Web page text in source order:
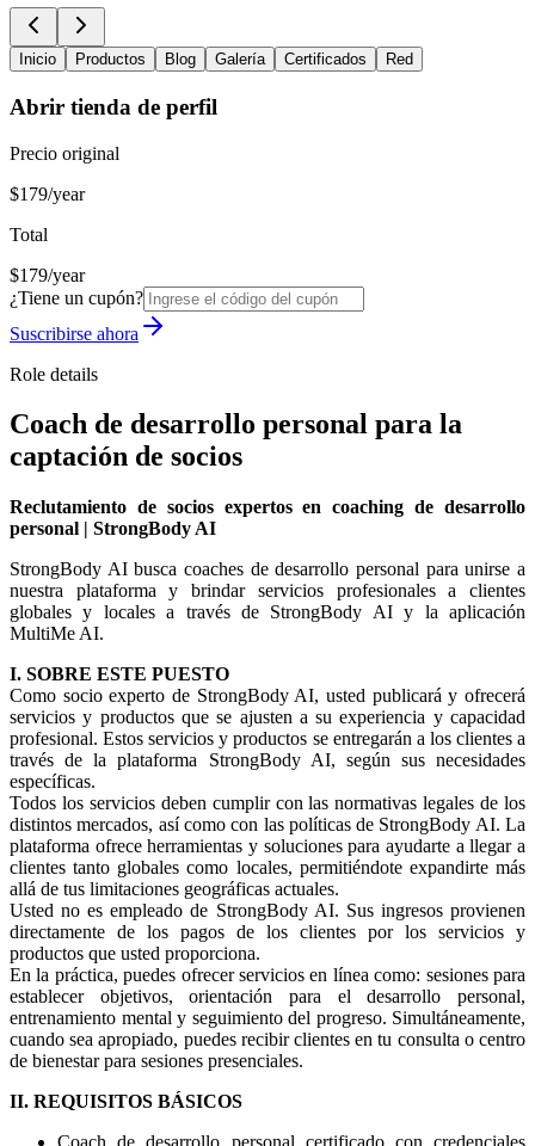
Inicio Productos Blog Galería Certificados Red
Abrir tienda de perfil
Precio original
$179/year
Total
$179/year
¿Tiene un cupón?
Suscribirse ahora
Role details
Coach de desarrollo personal para la
captación de socios
Reclutamiento de socios expertos en coaching de desarrollo
personal | StrongBody AI
StrongBody AI busca coaches de desarrollo personal para unirse a
nuestra plataforma y brindar servicios profesionales a clientes
globales y locales a través de StrongBody AI y la aplicación
MultiMe AI.
I. SOBRE ESTE PUESTO
Como socio experto de StrongBody AI, usted publicará y ofrecerá
servicios y productos que se ajusten a su experiencia y capacidad
profesional. Estos servicios y productos se entregarán a los clientes a
través de la plataforma StrongBody AI, según sus necesidades
específicas.
Todos los servicios deben cumplir con las normativas legales de los
distintos mercados, así como con las políticas de StrongBody AI. La
plataforma ofrece herramientas y soluciones para ayudarte a llegar a
clientes tanto globales como locales, permitiéndote expandirte más
allá de tus limitaciones geográficas actuales.
Usted no es empleado de StrongBody AI. Sus ingresos provienen
directamente de los pagos de los clientes por los servicios y
productos que usted proporciona.
En la práctica, puedes ofrecer servicios en línea como: sesiones para
establecer objetivos, orientación para el desarrollo personal,
entrenamiento mental y seguimiento del progreso. Simultáneamente,
cuando sea apropiado, puedes recibir clientes en tu consulta o centro
de bienestar para sesiones presenciales.
II. REQUISITOS BÁSICOS